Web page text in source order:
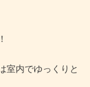
室内でゆっくりと